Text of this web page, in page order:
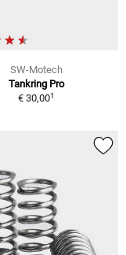
SW-Motech
Tankring Pro
€ 30,001